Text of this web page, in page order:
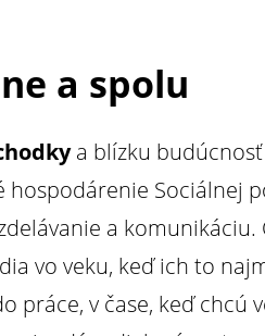
a spolu
a blízku
hospodárenie Sociálnej
a
vo veku, keď ich to
práce, v čase, keď chcú